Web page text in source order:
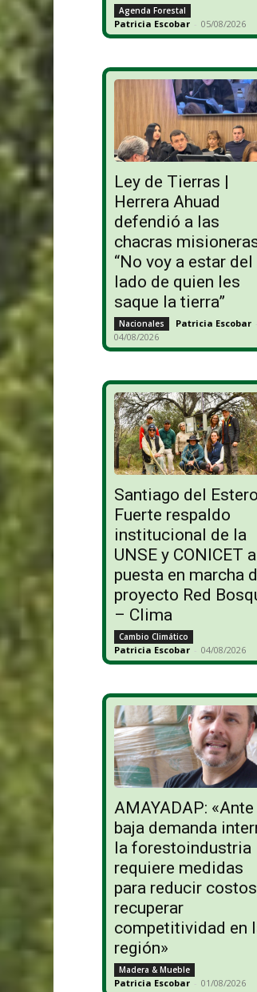
Agenda Forestal
Patricia Escobar - 05/08/2026
Ley de Tierras |
Herrera Ahuad
defendió a las
chacras
“No voy a estar del
lado de quien les
saque la tierra”
Nacionales Patricia Escobar -
04/08/2026
Santiago del
Fuerte respaldo
institucional de la
UNSE y CONICET
puesta en marcha
proyecto Red
– Clima
Cambio Climático
Patricia Escobar - 04/08/2026
AMAYADAP:
baja demanda
la forestoindustria
requiere medidas
para reducir
recuperar
competitividad en
región»
Madera & Mueble
Patricia Escobar - 01/08/2026